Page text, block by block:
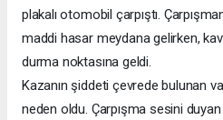
plakalı otomobil çarpıştı.
maddi hasar meydana gelirken,
durma noktasına geldi.
Kazanın şiddeti çevrede bulunan
neden oldu. Çarpışma sesini